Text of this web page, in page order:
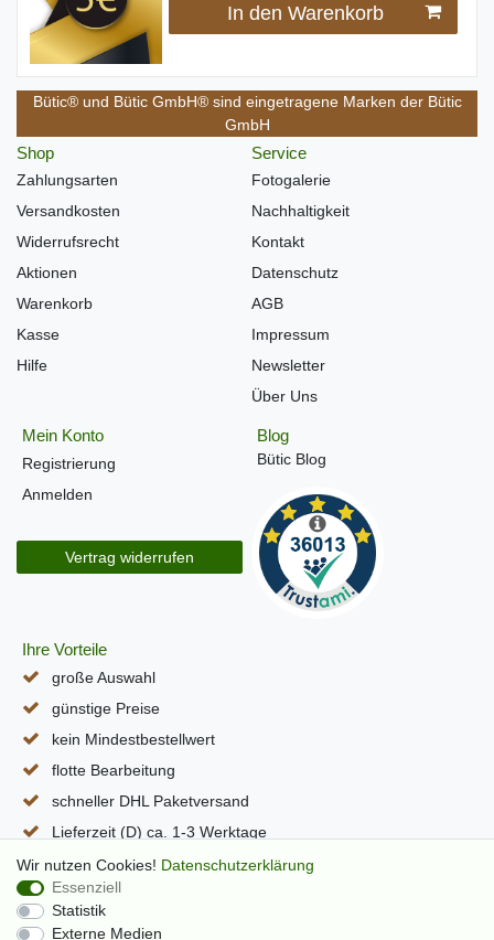
In den Warenkorb
Bütic® und Bütic GmbH® sind eingetragene Marken der Bütic
GmbH
Shop
Zahlungsarten
Versandkosten
Widerrufsrecht
Aktionen
Warenkorb
Kasse
Hilfe
Service
Fotogalerie
Nachhaltigkeit
Kontakt
Datenschutz
AGB
Impressum
Newsletter
Über Uns
Mein Konto
Registrierung
Anmelden
Vertrag widerrufen
Blog
Bütic Blog
Ihre Vorteile
große Auswahl
günstige Preise
kein Mindestbestellwert
flotte Bearbeitung
schneller DHL Paketversand
Lieferzeit (D) ca. 1-3 Werktage
alle Seiten per SSL verschlüsselt
Wir nutzen Cookies! Daten­schutz­erklärung
Essenziell
Statistik
Externe Medien